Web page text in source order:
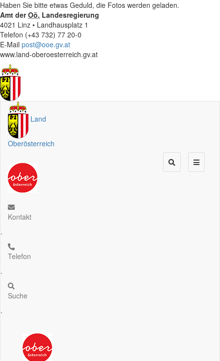
Haben Sie bitte etwas Geduld, die Fotos werden geladen.
Amt derOö. Landesregierung
4021 Linz • Landhausplatz 1
Telefon (+43 732) 77 20-0
E-Mail post@ooe.gv.at
www.land-oberoesterreich.gv.at
Land
Oberösterreich
Kontakt
.
Telefon
.
Suche
.